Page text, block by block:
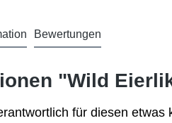
Bewertungen
"Wild
für diesen